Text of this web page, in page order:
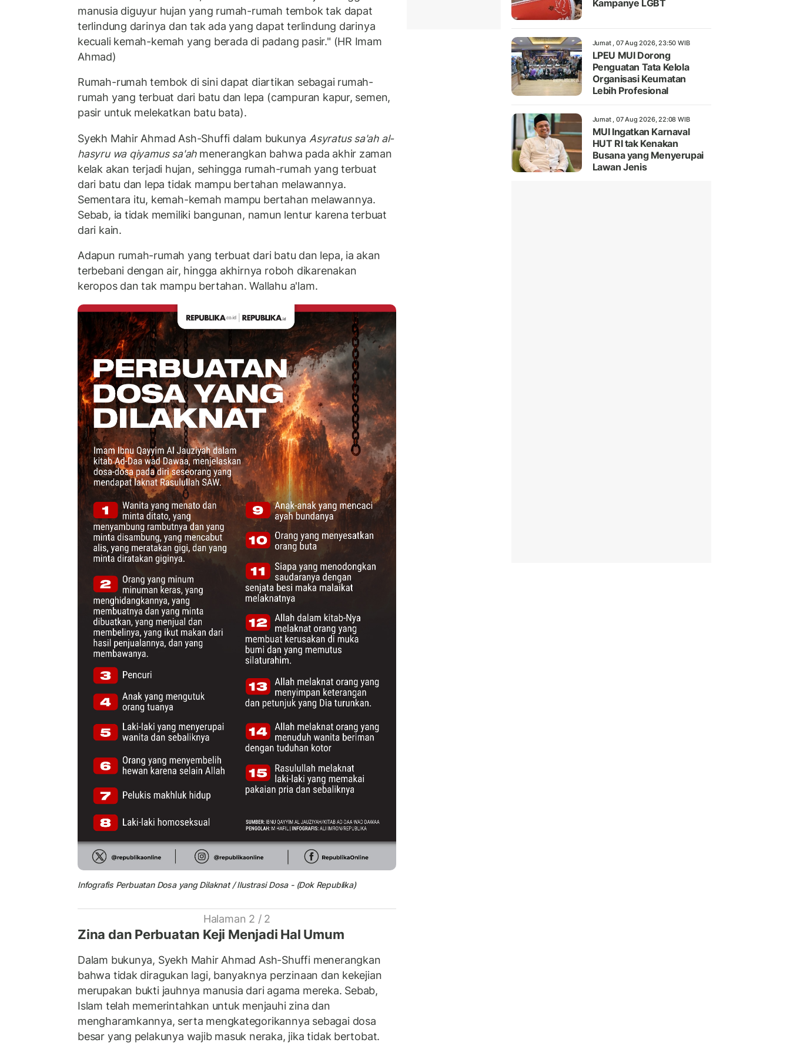
manusia diguyur hujan yang rumah-rumah tembok tak dapat
terlindung darinya dan tak ada yang dapat terlindung darinya
kecuali kemah-kemah yang berada di padang pasir." (HR Imam
Ahmad)
Rumah-rumah tembok di sini dapat diartikan sebagai rumah-
rumah yang terbuat dari batu dan lepa (campuran kapur, semen,
pasir untuk melekatkan batu bata).
Syekh Mahir Ahmad Ash-Shuffi dalam bukunya Asyratus sa'ah al-
hasyru wa qiyamus sa'ahmenerangkan bahwa pada akhir zaman
kelak akan terjadi hujan, sehingga rumah-rumah yang terbuat
dari batu dan lepa tidak mampu bertahan melawannya.
Sementara itu, kemah-kemah mampu bertahan melawannya.
Sebab, ia tidak memiliki bangunan, namun lentur karena terbuat
dari kain.
Adapun rumah-rumah yang terbuat dari batu dan lepa, ia akan
terbebani dengan air, hingga akhirnya roboh dikarenakan
keropos dan tak mampu bertahan. Wallahu a'lam.
Infografis Perbuatan Dosa yang Dilaknat / Ilustrasi Dosa - (Dok Republika)
Halaman 2 / 2
Zina dan Perbuatan Keji Menjadi Hal Umum
Dalam bukunya, Syekh Mahir Ahmad Ash-Shuffi menerangkan
bahwa tidak diragukan lagi, banyaknya perzinaan dan kekejian
merupakan bukti jauhnya manusia dari agama mereka. Sebab,
Islam telah memerintahkan untuk menjauhi zina dan
mengharamkannya, serta mengkategorikannya sebagai dosa
besar yang pelakunya wajib masuk neraka, jika tidak bertobat.
Kampanye LGBT
Jumat , 07 Aug 2026, 23:50 WIB
LPEU MUI Dorong
Penguatan Tata Kelola
Organisasi Keumatan
Lebih Profesional
Jumat , 07 Aug 2026, 22:08 WIB
MUI Ingatkan Karnaval
HUT RI tak Kenakan
Busana yang Menyerupai
Lawan Jenis